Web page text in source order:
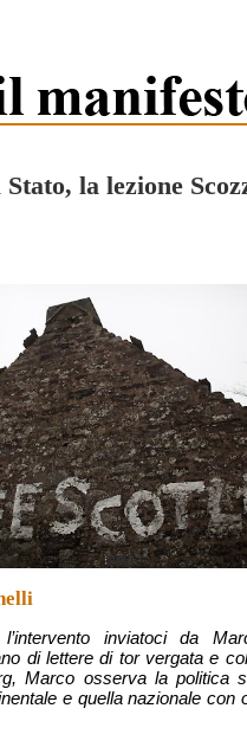
la lezione
l’intervento inviatoci da
di lettere di tor vergata e
Marco osserva la politica
e quella nazionale con